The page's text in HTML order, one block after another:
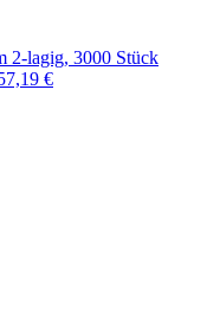
2-lagig, 3000 Stück
€